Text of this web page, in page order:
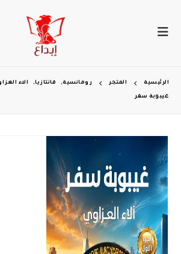
الرئيسية المتجر رومانسية, فانتازيا, الاء
غيبوبة سفر